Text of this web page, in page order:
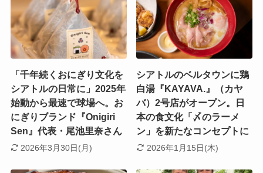
「千年続くおにぎり文化を
シアトルの日常に」2025年
始動から最速で球場へ。お
にぎりブランド『Onigiri
Sen』代表・尾池里奈さん
2026年3月30日(月)
シアトルのベルタウンに鶏
白湯『KAYAVA.』（カヤ
バ）2号店がオープン。日
本の食文化「〆のラーメ
ン」を新たなコンセプトに
2026年1月15日(木)